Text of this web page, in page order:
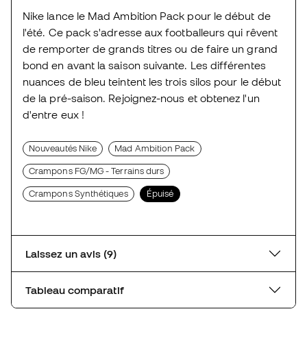
Nike lance le Mad Ambition Pack pour le début de
l'été. Ce pack s'adresse aux footballeurs qui rêvent
de remporter de grands titres ou de faire un grand
bond en avant la saison suivante. Les différentes
nuances de bleu teintent les trois silos pour le début
de la pré-saison. Rejoignez-nous et obtenez l'un
d'entre eux !
Nouveautés Nike Mad Ambition Pack
Crampons FG/MG - Terrains durs
Crampons Synthétiques Épuisé
Laissez un avis (9)
Tableau comparatif